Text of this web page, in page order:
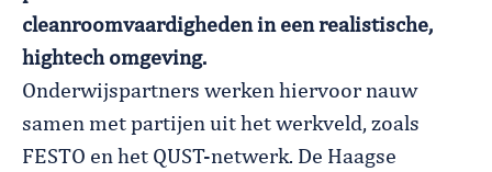
cleanroomvaardigheden in een realistische,
hightech omgeving.
Onderwijspartners werken hiervoor nauw
samen met partijen uit het werkveld, zoals
FESTO en het QUST-netwerk. De Haagse